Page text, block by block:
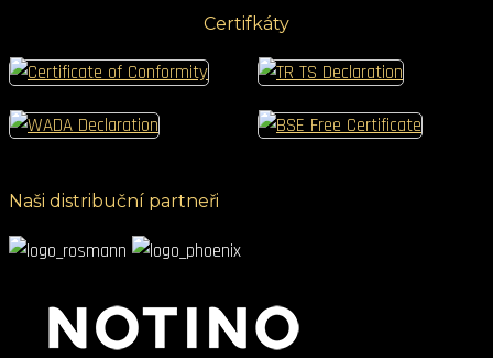
Certifkáty
Naši distribuční partneři